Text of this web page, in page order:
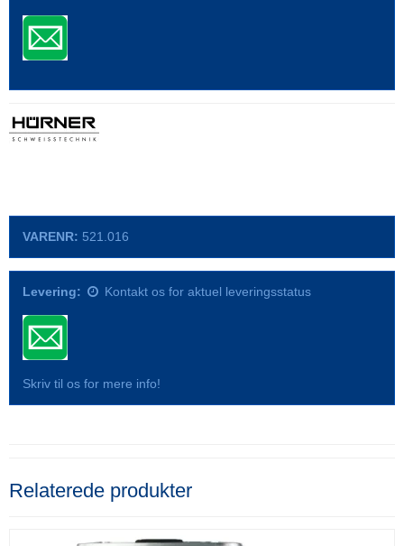
VARENR: 521.016
Levering: Kontakt os for aktuel leveringsstatus
Skriv til os for mere info!
Relaterede produkter